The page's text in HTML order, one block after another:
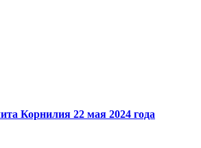
Корнилия 22 мая 2024 года